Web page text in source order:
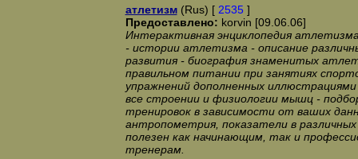
атлетизм(Rus) [ 2535 ]
Предоставлено: korvin [09.06.06]
Интерактивная энциклопедия
- истории атлетизма - описание
развития - биография знаменитых
правильном питании при занятиях
упражнений дополненных
все строении и физиологии мышц -
тренировок в зависимости от ваших
антропометрия, показатели в
полезен как начинающим, так и
тренерам.